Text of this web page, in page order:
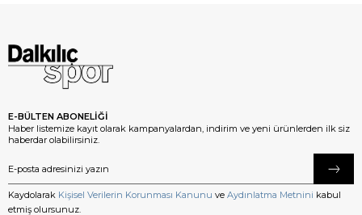
E-BÜLTEN ABONELİĞİ
Haber listemize kayıt olarak kampanyalardan, indirim ve yeni ürünlerden ilk siz
haberdar olabilirsiniz.
Kaydolarak Kişisel Verilerin Korunması Kanunu ve Aydınlatma Metnini kabul
etmiş olursunuz.